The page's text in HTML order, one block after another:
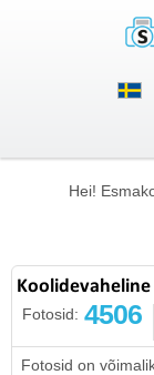
Hei!
Fotosid: 4506
Fotosid on